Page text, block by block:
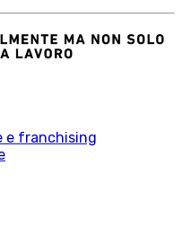
e franchising